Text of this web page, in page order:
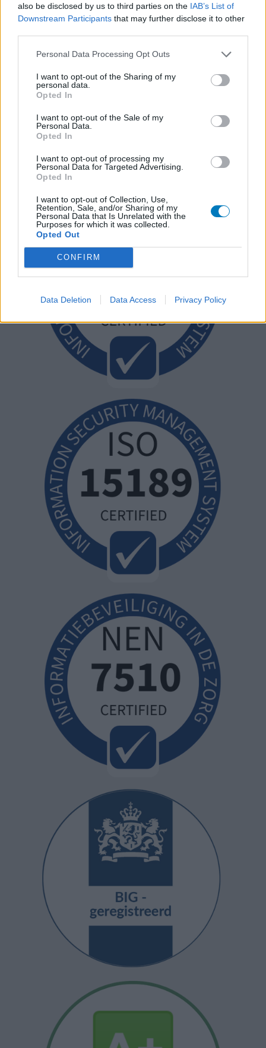
also be disclosed by us to third parties on the IAB’s List of
Downstream Participants that may further disclose it to other
Personal Data Processing Opt Outs
I want to opt-out of the Sharing of my
personal data.
Opted In
I want to opt-out of the Sale of my
Personal Data.
Opted In
I want to opt-out of processing my
Personal Data for Targeted Advertising.
Opted In
I want to opt-out of Collection, Use,
Retention, Sale, and/or Sharing of my
Personal Data that Is Unrelated with the
Purposes for which it was collected.
Opted Out
CONFIRM
Data Deletion Data Access Privacy Policy